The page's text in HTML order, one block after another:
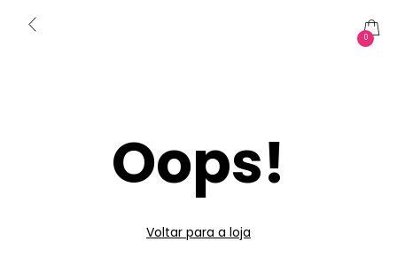
0
Oops!
Voltar para a loja